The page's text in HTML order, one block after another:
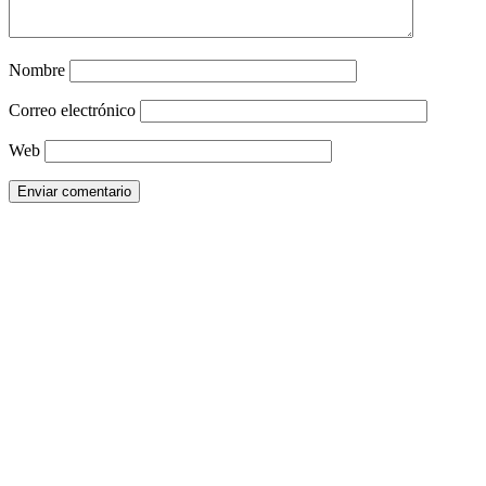
Nombre
Correo electrónico
Web